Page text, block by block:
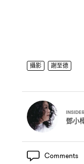
攝影 謝至德
INSIDER
鄧小
Comments